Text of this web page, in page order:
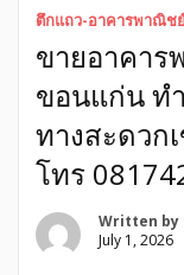
ทางสะดวกเข้าออก
ใกล้ทางด่วน ใกล้ร
2 เดือน ล่วงหน้า 1
Eleven 80 ม. -ร้า
ตึกแถว-อาคารพาณิช
ขายอาคาร
ขอนแก่น ท
ทางสะดวก
โทร
Written by
July 1, 2026